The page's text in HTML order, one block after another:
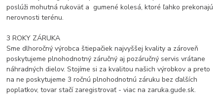
poslúži mohutná rukoväť a gumené kolesá, ktoré ľahko prekonajú
nerovnosti terénu.
3 ROKY ZÁRUKA
Sme dlhoročný výrobca štiepačiek najvyššej kvality a zároveň
poskytujeme plnohodnotný záručný aj pozáručný servis vrátane
náhradných dielov. Stojíme si za kvalitou našich výrobkov a preto
na ne poskytujeme 3 ročnú plnohodnotnú záruku bez ďalších
poplatkov, tovar stačí zaregistrovať - viac na zaruka.gude.sk.